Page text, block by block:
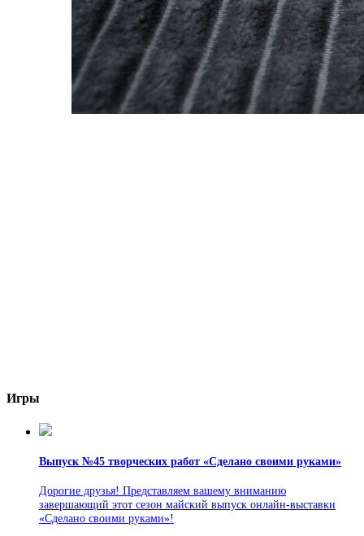
Игры
Выпуск №45 творческих работ «Сделано своими руками»
Дорогие друзья! Представляем вашему вниманию
завершающий этот сезон майский выпуск онлайн-выставки
«Сделано своими руками»!